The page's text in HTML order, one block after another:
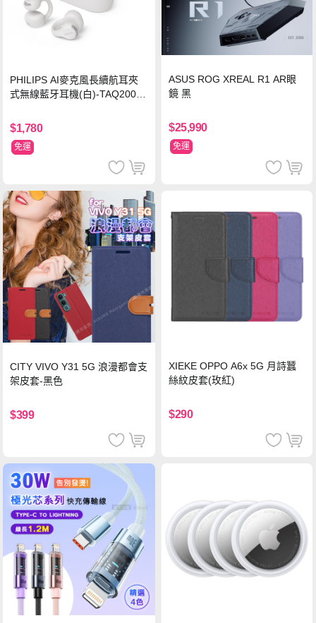
PHILIPS AI麥克風長續航耳夾
式無線藍牙耳機(白)-TAQ2000
$1,780
免運
ASUS ROG XREAL R1 AR眼
鏡 黑
$25,990
免運
CITY VIVO Y31 5G 浪漫都會支
架皮套-黑色
$399
XIEKE OPPO A6x 5G 月詩蠶
絲紋皮套(玫紅)
$290